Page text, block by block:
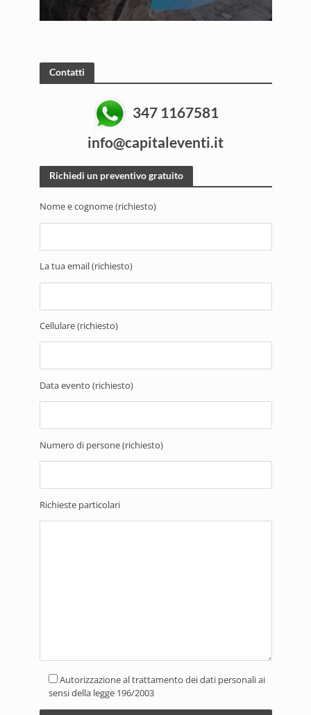
Contatti
347 1167581
info@capitaleventi.it
Richiedi un preventivo gratuito
Nome e cognome (richiesto)
La tua email (richiesto)
Cellulare (richiesto)
Data evento (richiesto)
Numero di persone (richiesto)
Richieste particolari
Autorizzazione al trattamento dei dati personali ai
sensi della legge 196/2003